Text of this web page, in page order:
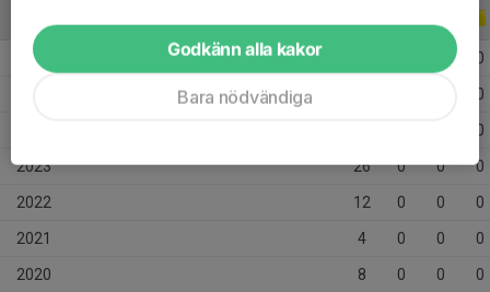
2026 0
0
0
2023 26 0 0 0
2022 12 0 0 0
2021 4 0 0 0
2020 8 0 0 0
Godkänn alla kakor
Bara nödvändiga